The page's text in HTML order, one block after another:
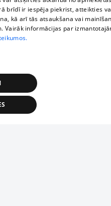
brīdī ir iespēja piekrist, atteikties
kā arī tās atsaukšana vai
Vairāk informācijas par